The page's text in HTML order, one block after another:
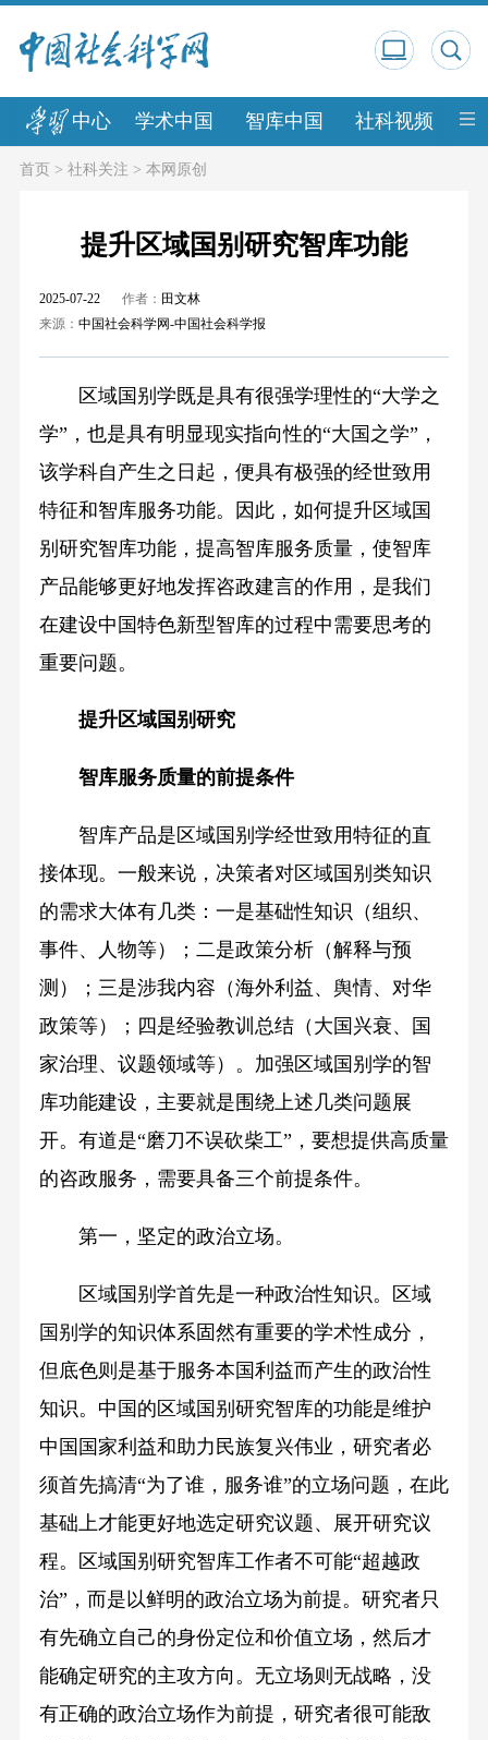
中心 学术中国 智库中国 社科视频 中
首页> 社科关注 > 本网原创
提升区域国别研究智库功能
2025-07-22 作者： 田文林
来源： 中国社会科学网-中国社会科学报
区域国别学既是具有很强学理性的“大学之
学”，也是具有明显现实指向性的“大国之学”，
该学科自产生之日起，便具有极强的经世致用
特征和智库服务功能。因此，如何提升区域国
别研究智库功能，提高智库服务质量，使智库
产品能够更好地发挥咨政建言的作用，是我们
在建设中国特色新型智库的过程中需要思考的
重要问题。
提升区域国别研究
智库服务质量的前提条件
智库产品是区域国别学经世致用特征的直
接体现。一般来说，决策者对区域国别类知识
的需求大体有几类：一是基础性知识（组织、
事件、人物等）；二是政策分析（解释与预
测）；三是涉我内容（海外利益、舆情、对华
政策等）；四是经验教训总结（大国兴衰、国
家治理、议题领域等）。加强区域国别学的智
库功能建设，主要就是围绕上述几类问题展
开。有道是“磨刀不误砍柴工”，要想提供高质量
的咨政服务，需要具备三个前提条件。
第一，坚定的政治立场。
区域国别学首先是一种政治性知识。区域
国别学的知识体系固然有重要的学术性成分，
但底色则是基于服务本国利益而产生的政治性
知识。中国的区域国别研究智库的功能是维护
中国国家利益和助力民族复兴伟业，研究者必
须首先搞清“为了谁，服务谁”的立场问题，在此
基础上才能更好地选定研究议题、展开研究议
程。区域国别研究智库工作者不可能“超越政
治”，而是以鲜明的政治立场为前提。研究者只
有先确立自己的身份定位和价值立场，然后才
能确定研究的主攻方向。无立场则无战略，没
有正确的政治立场作为前提，研究者很可能敌